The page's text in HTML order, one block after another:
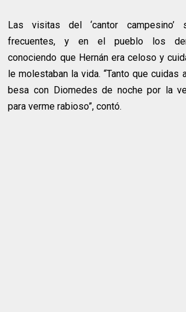
Las visitas del ‘cantor campesino’
frecuentes, y en el pueblo los
conociendo que Hernán era celoso y
le molestaban la vida. “Tanto que cuidas
besa con Diomedes de noche por la
para verme rabioso”, contó.